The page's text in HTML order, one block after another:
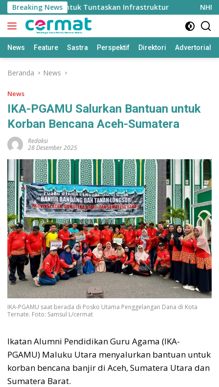
Langsung
ke
konten
Breaking News
Rp2 Triliun untuk Tuntaskan Infrastruktur NHM
News Feature Sastra Perspektif Direktori Advertorial
Beranda News
News
IKA-PGAMU Salurkan Bantuan untuk
Korban Bencana Aceh-Sumatera
Redaksi
28 Desember 2025
IKA-PGAMU saat berada di Posko Utama Penggelangan Dana di Kota
Ternate. Foto: Samsul L/cermat
Ikatan Alumni Pendidikan Guru Agama (IKA-
PGAMU) Maluku Utara menyalurkan bantuan untuk
korban bencana banjir di Aceh, Sumatera Utara dan
Sumatera Barat.